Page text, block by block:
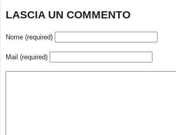
LASCIA UN COMMENTO
Nome (required)
Mail (required)